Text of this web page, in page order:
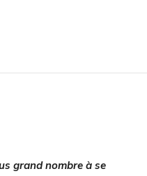
grand nombre à se